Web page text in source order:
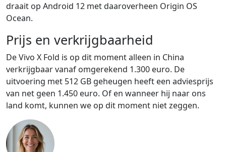
draait op Android 12 met daaroverheen Origin OS
Ocean.
Prijs en verkrijgbaarheid
De Vivo X Fold is op dit moment alleen in China
verkrijgbaar vanaf omgerekend 1.300 euro. De
uitvoering met 512 GB geheugen heeft een adviesprijs
van net geen 1.450 euro. Of en wanneer hij naar ons
land komt, kunnen we op dit moment niet zeggen.